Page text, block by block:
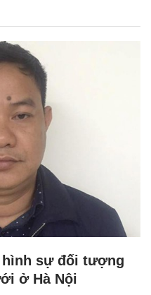
sự đối tượng
ở Hà Nội